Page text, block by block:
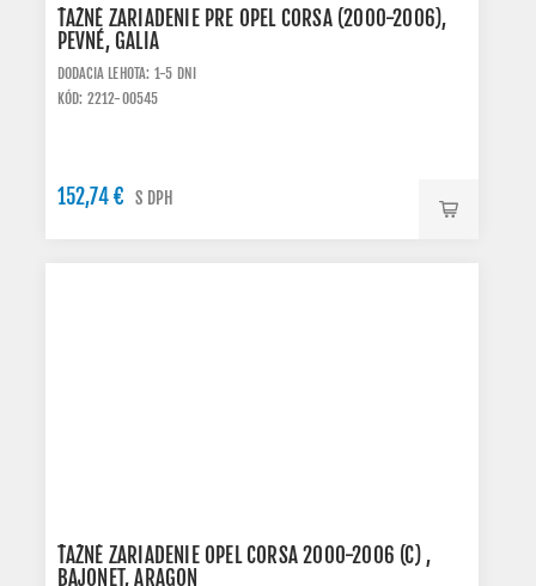
ŤAŽNÉ ZARIADENIE PRE OPEL CORSA (2000-2006),
PEVNÉ, GALIA
DODACIA LEHOTA: 1-5 DNI
KÓD: 2212-O0545
152,74 € S DPH
ŤAŽNÉ ZARIADENIE OPEL CORSA 2000-2006 (C) ,
BAJONET, ARAGON